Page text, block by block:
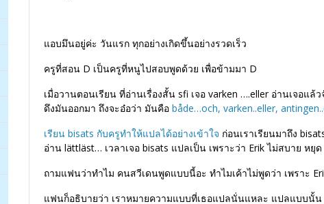
แอบมึนอยู่ค่ะ วันแรก ทุกอย่างเกิดขึ้นอย่างรวดเร็ว
ครูที่สอน D เป็นครูที่หนูไปสอบพูดด้วย เพื่อข้ามมา D
เมื่อวานตอนเรียน ที่อ่านเรื่องสั้น sfi เจอ varken ….eller อ่านเจอแล้
ดึงมันออกมา ถึงจะอ๋อว่า มันคือ både…och, varken..eller,
เรียน bisats กับครูทำให้แปลได้อย่างเข้าใจ ก่อนเราเรียนมาถึง
อ่าน lättläst… เวลาเจอ bisats แปลเป็น เพราะว่า Erikไม่สบาย หยุด
ถามแฟนว่าทำไม คนสวีเดนพูดแบบนี้อะ ทำไมเค้าไม่พูดว่า เพราะ
แฟนก็อธิบายว่า เราหมายความแบบที่เธอแปลนั่นแหละ แปลแบบนั้น